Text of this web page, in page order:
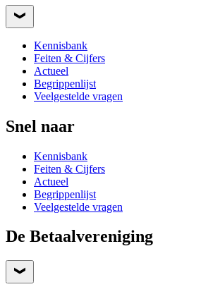
Kennisbank
Feiten & Cijfers
Actueel
Begrippenlijst
Veelgestelde vragen
Snel naar
Kennisbank
Feiten & Cijfers
Actueel
Begrippenlijst
Veelgestelde vragen
De Betaalvereniging